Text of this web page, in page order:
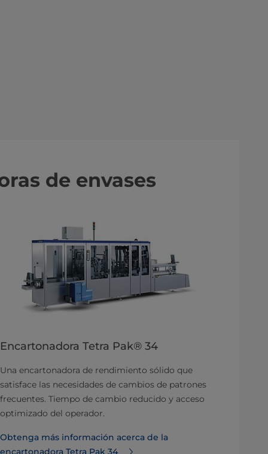
de envases
Encartonadora Tetra Pak® 34
Una encartonadora de rendimiento sólido que
satisface las necesidades de cambios de patrones
frecuentes. Tiempo de cambio reducido y acceso
optimizado del operador.
Obtenga más información acerca de la
encartonadora Tetra Pak 34